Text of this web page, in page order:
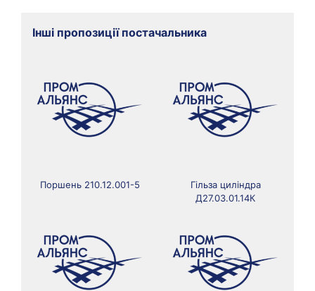
Інші пропозиції постачальника
Поршень 210.12.001-5
Гільза циліндра
Д27.03.01.14К